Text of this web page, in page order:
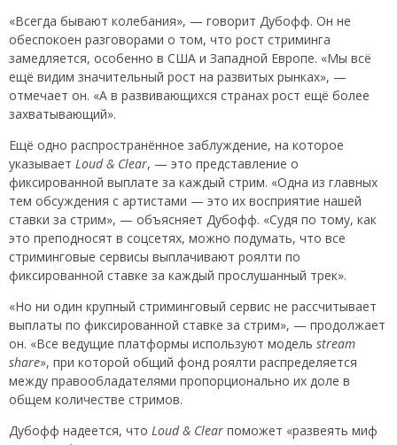
«Всегда бывают колебания», — говорит Дубофф. Он не
обеспокоен разговорами о том, что рост стриминга
замедляется, особенно в США и Западной Европе. «Мы всё
ещё видим значительный рост на развитых рынках», —
отмечает он. «А в развивающихся странах рост ещё более
захватывающий».
Ещё одно распространённое заблуждение, на которое
указывает Loud & Clear, — это представление о
фиксированной выплате за каждый стрим. «Одна из главных
тем обсуждения с артистами — это их восприятие нашей
ставки за стрим», — объясняет Дубофф. «Судя по тому, как
это преподносят в соцсетях, можно подумать, что все
стриминговые сервисы выплачивают роялти по
фиксированной ставке за каждый прослушанный трек».
«Но ни один крупный стриминговый сервис не рассчитывает
выплаты по фиксированной ставке за стрим», — продолжает
он. «Все ведущие платформы используют модель stream
share», при которой общий фонд роялти распределяется
между правообладателями пропорционально их доле в
общем количестве стримов.
Дубофф надеется, что Loud & Clear поможет «развеять миф